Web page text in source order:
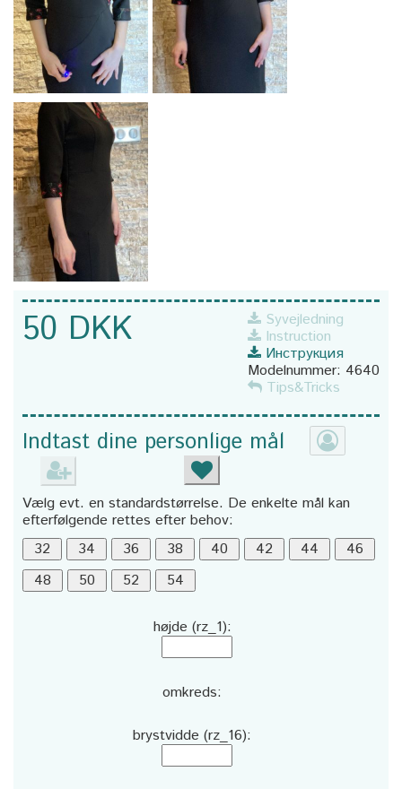
50 DKK
Syvejledning
Instruction
Инструкция
Modelnummer: 4640
Tips&Tricks
Indtast dine personlige mål
Vælg evt. en standardstørrelse. De enkelte mål kan
efterfølgende rettes efter behov:
højde (rz_1):
omkreds:
brystvidde (rz_16):